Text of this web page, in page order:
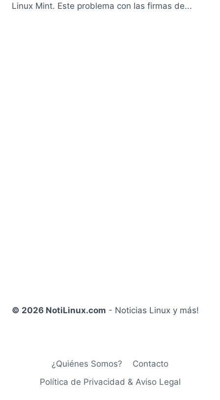
Linux Mint. Este problema con las firmas de...
© 2026 NotiLinux.com - Noticias Linux y más!
¿Quiénes Somos?
Contacto
Política de Privacidad & Aviso Legal